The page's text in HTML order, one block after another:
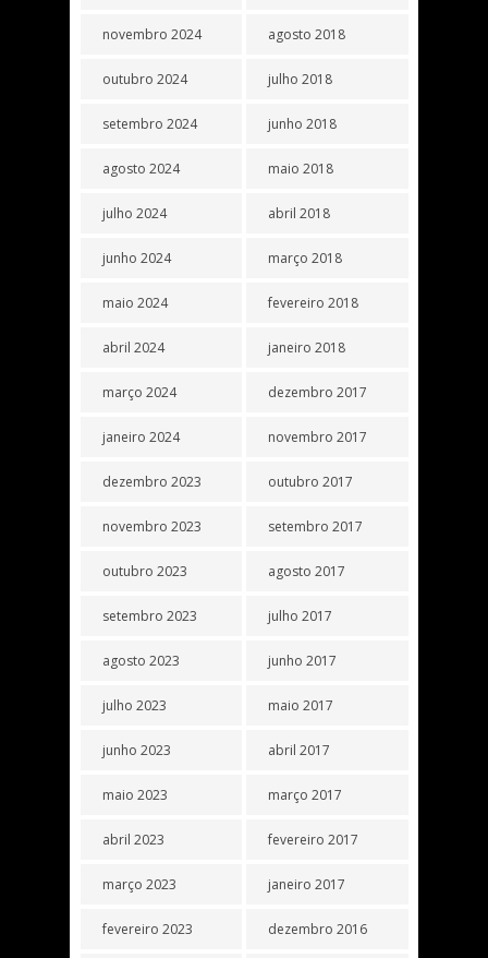
novembro 2024
outubro 2024
setembro 2024
agosto 2024
julho 2024
junho 2024
maio 2024
abril 2024
março 2024
janeiro 2024
dezembro 2023
novembro 2023
outubro 2023
setembro 2023
agosto 2023
julho 2023
junho 2023
maio 2023
abril 2023
março 2023
fevereiro 2023
agosto 2018
julho 2018
junho 2018
maio 2018
abril 2018
março 2018
fevereiro 2018
janeiro 2018
dezembro 2017
novembro 2017
outubro 2017
setembro 2017
agosto 2017
julho 2017
junho 2017
maio 2017
abril 2017
março 2017
fevereiro 2017
janeiro 2017
dezembro 2016